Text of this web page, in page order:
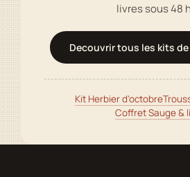
livres sous 48
Decouvrir tous les kits
Kit Herbier d'octobre
Coffret Sauge &